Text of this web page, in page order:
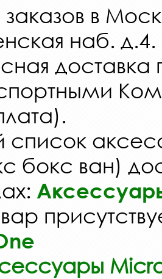
в
наб. д.4.
список
бокс ван)